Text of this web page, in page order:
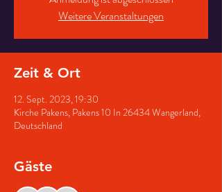
Weitere Veranstaltungen
Zeit & Ort
12. Sept. 2023, 19:30
Kirche Pakens, Pakens 10 In 26434 Wangerland,
Deutschland
Gäste